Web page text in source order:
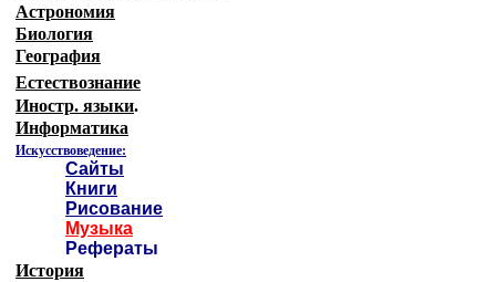
Астрономия
Биология
География
Естествознание
Иностр. языки.
Информатика
Искусствоведение:
Сайты
Книги
Рисование
Музыка
Рефераты
История